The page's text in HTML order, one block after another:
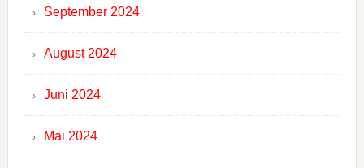
September 2024
August 2024
Juni 2024
Mai 2024